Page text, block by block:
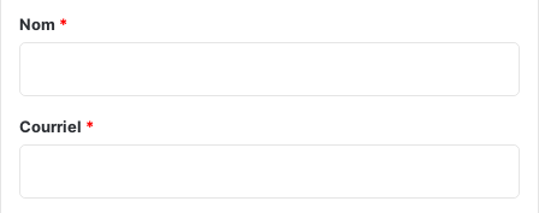
a
r
e
Nom *
Courriel *